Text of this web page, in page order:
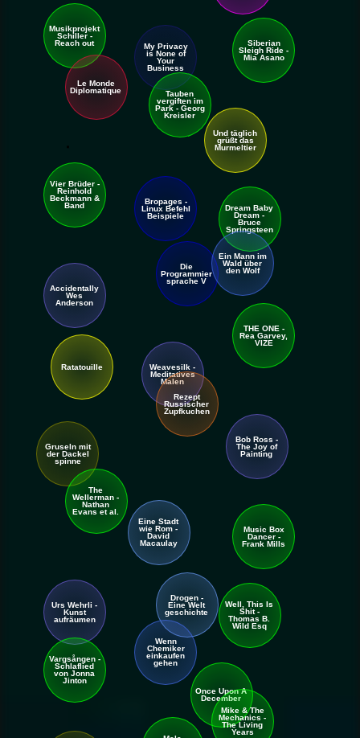
Musikprojekt
Schiller -
Reach out
My Privacy
is None of
Your
Business
Siberian
Sleigh Ride -
Mia Asano
Le Monde
Diplomatique
Tauben
vergiften im
Park - Georg
Kreisler
Und täglich
grüßt das
Murmeltier
Vier Brüder -
Reinhold
Beckmann &
Band
Bropages -
Linux Befehl
Beispiele
Dream Baby
Dream -
Bruce
Springsteen
Accidentally
Wes
Anderson
Die
Programmier
sprache V
Ein Mann im
Wald über
den Wolf
Ratatouille
Weavesilk -
Meditatives
Malen
THE ONE -
Rea Garvey,
VIZE
Gruseln mit
der Dackel
spinne
Rezept
Russischer
Zupfkuchen
Bob Ross -
The Joy of
Painting
The
Wellerman -
Nathan
Evans et al.
Eine Stadt
wie Rom -
David
Macaulay
Music Box
Dancer -
Frank Mills
Urs Wehrli -
Kunst
aufräumen
Drogen -
Eine Welt
geschichte
Well, This Is
Shit -
Thomas B.
Wild Esq
Vargsången -
Schlaflied
von Jonna
Jinton
Wenn
Chemiker
einkaufen
gehen
Once Upon A
December
Mike & The
Mechanics -
The Living
Years